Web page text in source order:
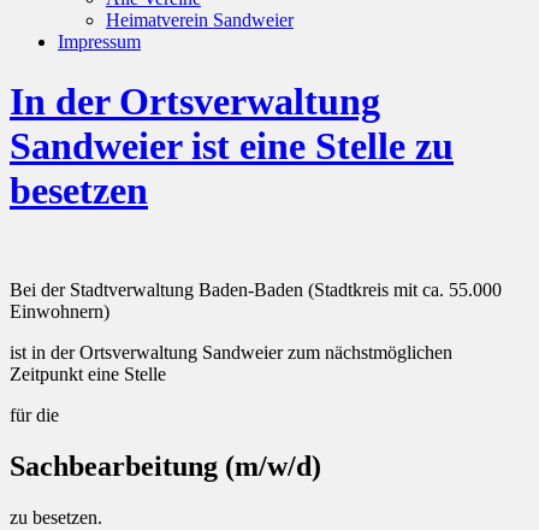
Heimatverein Sandweier
Impressum
In der Ortsverwaltung
Sandweier ist eine Stelle zu
besetzen
Bei der Stadtverwaltung Baden-Baden (Stadtkreis mit ca. 55.000
Einwohnern)
ist in der Ortsverwaltung Sandweier zum nächstmöglichen
Zeitpunkt eine Stelle
für die
Sachbearbeitung (m/w/d)
zu besetzen.